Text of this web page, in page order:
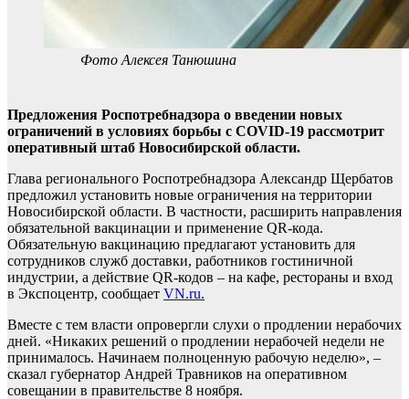
Фото Алексея Танюшина
Предложения Роспотребнадзора о введении новых
ограничений в условиях борьбы с COVID-19 рассмотрит
оперативный штаб Новосибирской области.
Глава регионального Роспотребнадзора Александр Щербатов
предложил установить новые ограничения на территории
Новосибирской области. В частности, расширить направления
обязательной вакцинации и применение QR-кода.
Обязательную вакцинацию предлагают установить для
сотрудников служб доставки, работников гостиничной
индустрии, а действие QR-кодов – на кафе, рестораны и вход
в Экспоцентр, сообщает VN.ru.
Вместе с тем власти опровергли слухи о продлении нерабочих
дней. «Никаких решений о продлении нерабочей недели не
принималось. Начинаем полноценную рабочую неделю», –
сказал губернатор Андрей Травников на оперативном
совещании в правительстве 8 ноября.